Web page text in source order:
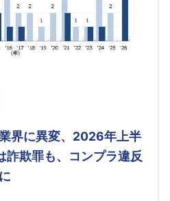
界に異変、2026年上半
欺罪も、コンプラ違反